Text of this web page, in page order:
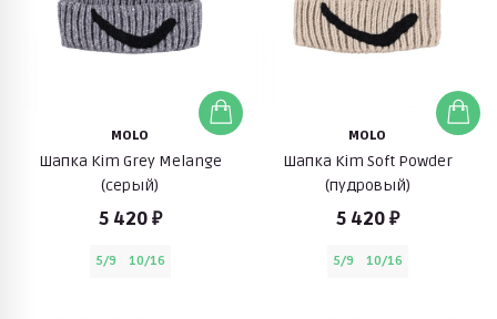
MOLO
Шапка Kim Grey Melange
(серый)
5 420 ₽
5/9 10/16
MOLO
Шапка Kim Soft Powder
(пудровый)
5 420 ₽
5/9 10/16